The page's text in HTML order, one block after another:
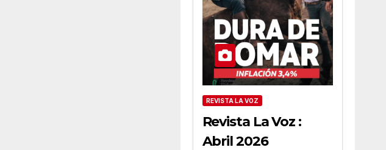
REVISTA LA VOZ
Revista La Voz :
Abril 2026